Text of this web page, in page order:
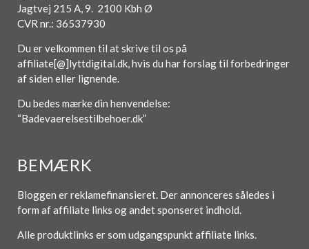
Jagtvej 215 A, 9. 2100 Kbh Ø
CVR nr.: 36537930
Du er velkommen til at skrive til os på
affiliate[@]lyttdigital.dk, hvis du har forslag til forbedringer
af siden eller lignende.
Du bedes mærke din henvendelse:
“Badevaerelsestilbehoer.dk”
BEMÆRK
Bloggen er reklamefinansieret. Der annonceres således i
form af affiliate links og andet sponseret indhold.
Alle produktlinks er som udgangspunkt affiliate links.